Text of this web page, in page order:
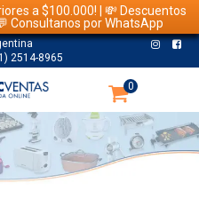
a $100.000! | 💸 Descuentos
Consultanos por WhatsApp
2514-8965
0